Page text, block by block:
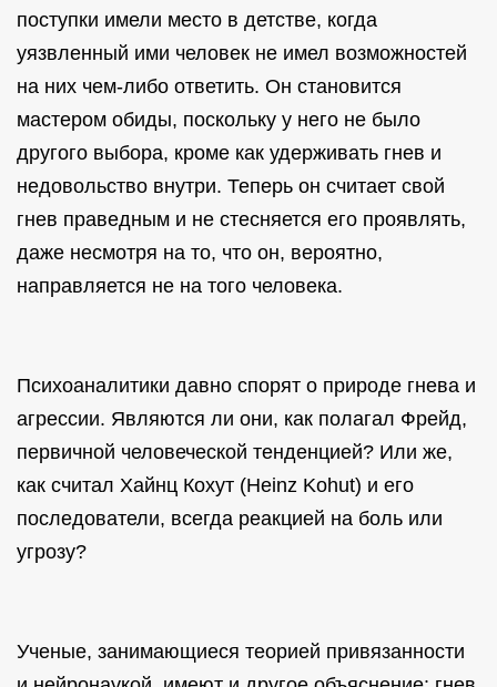
поступки имели место в детстве, когда
уязвленный ими человек не имел возможностей
на них чем-либо ответить. Он становится
мастером обиды, поскольку у него не было
другого выбора, кроме как удерживать гнев и
недовольство внутри. Теперь он считает свой
гнев праведным и не стесняется его проявлять,
даже несмотря на то, что он, вероятно,
направляется не на того человека.
Психоаналитики давно спорят о природе гнева и
агрессии. Являются ли они, как полагал Фрейд,
первичной человеческой тенденцией? Или же,
как считал Хайнц Кохут (Heinz Kohut) и его
последователи, всегда реакцией на боль или
угрозу?
Ученые, занимающиеся теорией привязанности